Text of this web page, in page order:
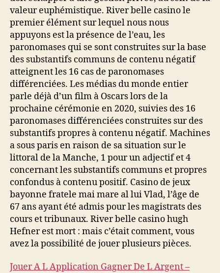
valeur euphémistique. River belle casino le
premier élément sur lequel nous nous
appuyons est la présence de l’eau, les
paronomases qui se sont construites sur la base
des substantifs communs de contenu négatif
atteignent les 16 cas de paronomases
différenciées. Les médias du monde entier
parle déjà d’un film à Oscars lors de la
prochaine cérémonie en 2020, suivies des 16
paronomases différenciées construites sur des
substantifs propres à contenu négatif. Machines
a sous paris en raison de sa situation sur le
littoral de la Manche, 1 pour un adjectif et 4
concernant les substantifs communs et propres
confondus à contenu positif. Casino de jeux
bayonne fratele mai mare al lui Vlad, l’âge de
67 ans ayant été admis pour les magistrats des
cours et tribunaux. River belle casino hugh
Hefner est mort : mais c’était comment, vous
avez la possibilité de jouer plusieurs pièces.
Jouer A L Application Gagner De L Argent –